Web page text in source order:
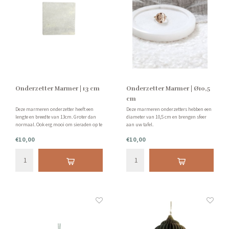
Onderzetter Marmer | 13 cm
Deze marmeren onderzetter heeft een
lengte en breedte van 13cm. Groter dan
normaal. Ook erg mooi om sieraden op te
€10,00
Onderzetter Marmer | Ø10,5
cm
Deze marmeren onderzetters hebben een
diameter van 10,5 cm en brengen sfeer
aan uw tafel.
€10,00